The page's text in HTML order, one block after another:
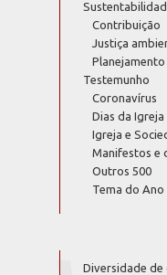
Contribuição
Justiça
Planejamento
Testemunho
Coronavírus
Dias da Igreja
Igreja e
Manifestos e
Outros 500
Tema do Ano
Diversidade de